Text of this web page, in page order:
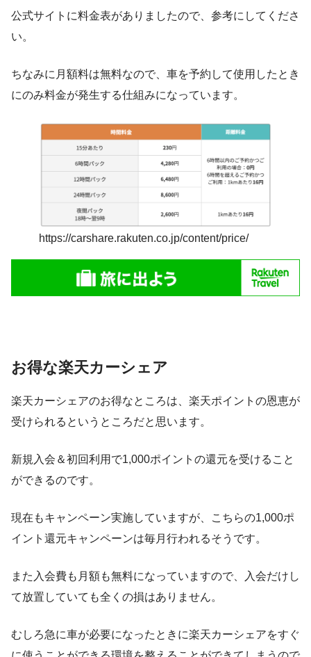
公式サイトに料金表がありましたので、参考にしてくださ
い。
ちなみに 月額料は無料なので、車を予約して使用したとき
にのみ料金が発生する仕組みになっています。
https://carshare.rakuten.co.jp/content/price/
お得な楽天カーシェア
楽天カーシェアのお得なところは、 楽天ポイントの恩恵が
受けられる というところだと思います。
新規入会＆初回利用で1,000ポイントの還元を受けること
ができるのです。
現在もキャンペーン実施していますが、こちらの1,000ポ
イント還元キャンペーンは毎月行われるそうです。
また入会費も月額も無料になっていますので、
入会だけし
て放置していても全くの損はありません。
むしろ急に車が必要になったときに楽天カーシェアをすぐ